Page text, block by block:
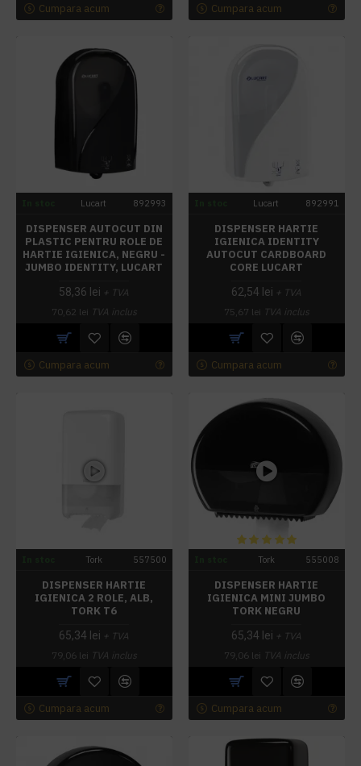
Cumpara acum Cumpara acum
Lucart 892993
DISPENSER AUTOCUT DIN
PLASTIC PENTRU ROLE DE
HARTIE IGIENICA, NEGRU -
JUMBO IDENTITY, LUCART
58,36 lei + TVA
70,62 lei TVA inclus
Cumpara acum
Lucart 892991
DISPENSER HARTIE
IGIENICA IDENTITY
AUTOCUT CARDBOARD
CORE LUCART
62,54 lei + TVA
75,67 lei TVA inclus
Cumpara acum
Tork 557500
DISPENSER HARTIE
IGIENICA 2 ROLE, ALB,
TORK T6
65,34 lei + TVA
79,06 lei TVA inclus
Cumpara acum
Tork 555008
DISPENSER HARTIE
IGIENICA MINI JUMBO
TORK NEGRU
65,34 lei + TVA
79,06 lei TVA inclus
Cumpara acum